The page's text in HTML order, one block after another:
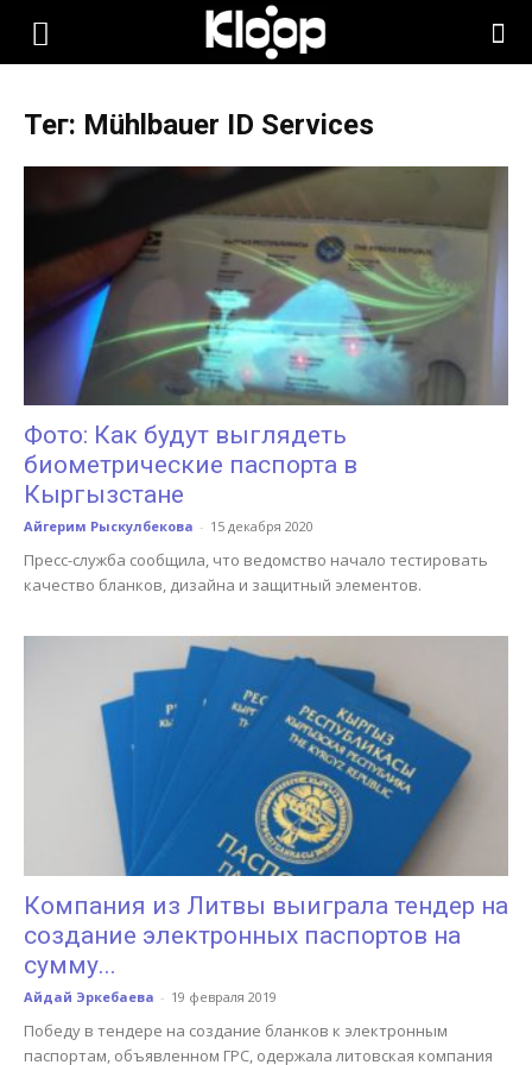
KLOOP.KG
Кыргызстана
Тег: Mühlbauer ID Services
Фото: Как будут выглядеть
биометрические паспорта в
Кыргызстане
Айгерим Рыскулбекова - 15 декабря 2020
Пресс-служба сообщила, что ведомство начало тестировать
качество бланков, дизайна и защитный элементов.
Компания из Литвы выиграла тендер на
создание электронных паспортов на
сумму...
Айдай Эркебаева - 19 февраля 2019
Победу в тендере на создание бланков к электронным
паспортам, объявленном ГРС, одержала литовская компания